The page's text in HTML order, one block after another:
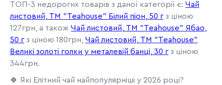
ТОП-3 недорогих товарів з даної категорії є: Чай
листовий, ТМ "Teahouse" Білий піон, 50 г з ціною
127грн, а також Чай листовий, ТМ "Teahouse" Ябао,
50 г з ціною 180грн, Чай листовий, ТМ "Teahouse"
Великі золоті голки у металевій банці, 30 г з ціною
344грн.
🍀 Які Елітний чай найпопулярніші у 2026 році?